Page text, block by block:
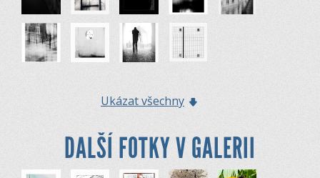
Ukázat všechny
DALŠÍ FOTKY V GALERII